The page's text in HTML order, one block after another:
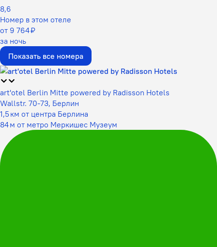
8,6
Номер в этом отеле
от 9 764 ₽
за ночь
Показать все номера
art'otel Berlin Mitte powered by Radisson Hotels
Wallstr. 70-73, Берлин
1,5 км от центра Берлина
84 м от метро Меркишес Музеум